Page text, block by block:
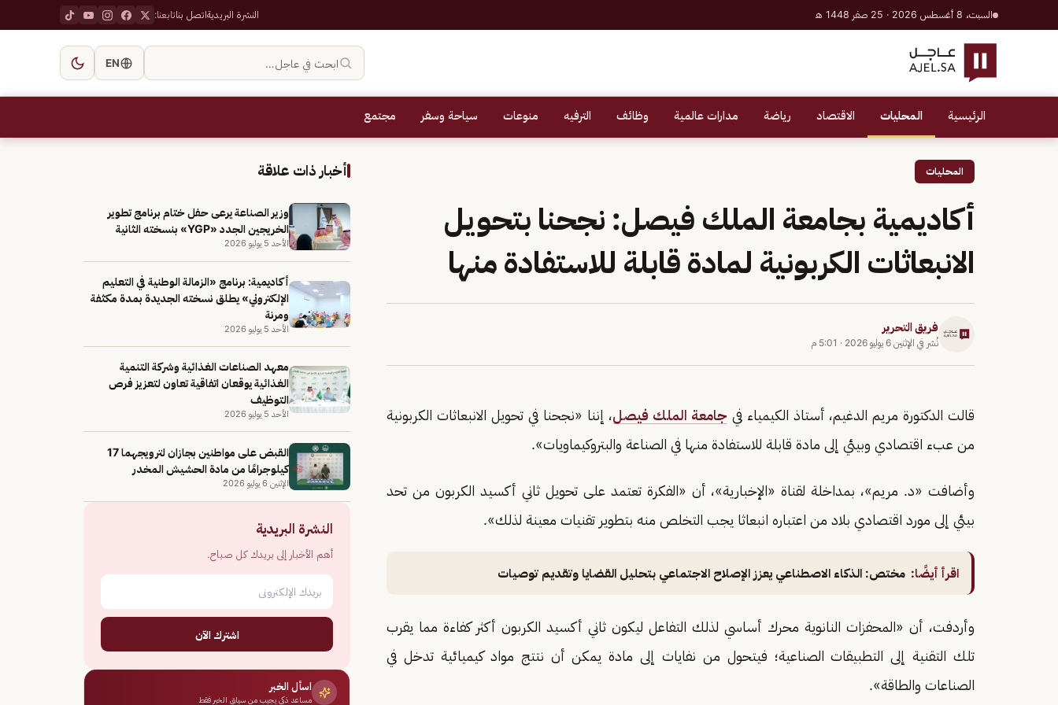
السبت، 8 أغسطس 2026 · 25 صفر 1448 هـ النشرة البريديةاتصل بناتابعنا:
ابحث في عاجل… EN
الرئيسية المحليات الاقتصاد رياضة مدارات عالمية وظائف الترفيه منوعات سياحة وسفر مجتمع
المحليات
أكاديمية بجامعة الملك فيصل: نجحنا بتحويل
الانبعاثات الكربونية لمادة قابلة للاستفادة منها
فريق التحرير
نُشر في الإثنين 6 يوليو 2026 · 5:01 م
قالت الدكتورة مريم الدغيم، أستاذ الكيمياء في جامعة الملك فيصل، إننا «نجحنا في تحويل الانبعاثات الكربونية
من عبء اقتصادي وبيئي إلى مادة قابلة للاستفادة منها في الصناعة والبتروكيماويات».
وأضافت «د. مريم»، بمداخلة لقناة «الإخبارية»، أن «الفكرة تعتمد على تحويل ثاني أكسيد الكربون من تحد
بيئي إلى مورد اقتصادي بلاد من اعتباره انبعاثا يجب التخلص منه بتطوير تقنيات معينة لذلك».
اقرأ أيضًا: مختص: الذكاء الاصطناعي يعزز الإصلاح الاجتماعي بتحليل القضايا وتقديم توصيات
وأردفت، أن «المحفزات النانوية محرك أساسي لذلك التفاعل ليكون ثاني أكسيد الكربون أكثر كفاءة مما يقرب
تلك التقنية إلى التطبيقات الصناعية؛ فيتحول من نفايات إلى مادة يمكن أن نتتج مواد كيميائية تدخل في
الصناعات والطاقة».
أخبار ذات علاقة
وزير الصناعة يرعى حفل ختام برنامج تطوير
الخريجين الجدد «YGP» بنسخته الثانية
الأحد 5 يوليو 2026
أكاديمية: برنامج «الزمالة الوطنية في التعليم
الإلكتروني» يطلق نسخته الجديدة بمدة مكثفة
ومرنة
الأحد 5 يوليو 2026
معهد الصناعات الغذائية وشركة التنمية
الغذائية يوقعان اتفاقية تعاون لتعزيز فرص
التوظيف
الأحد 5 يوليو 2026
القبض على مواطنين بجازان لترويجهما 17
كيلوجرامًا من مادة الحشيش المخدر
الإثنين 6 يوليو 2026
النشرة البريدية
أهم الأخبار إلى بريدك كل صباح.
اشترك الآن
اسأل الخبر
مساعد ذكي يجيب من سياق الخبر فقط